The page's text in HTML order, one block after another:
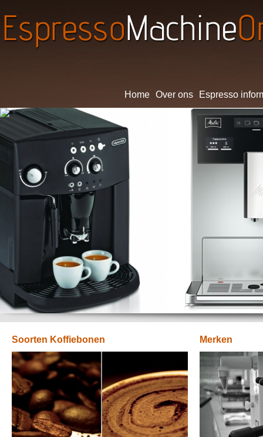
Home Over ons Espresso
Soorten Koffiebonen Merken